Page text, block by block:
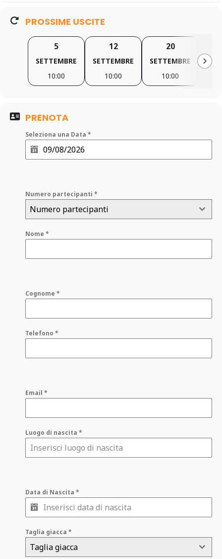
PROSSIME USCITE
5
SETTEMBRE
10:00
12
SETTEMBRE
10:00
20
SETTEMBRE
10:00
PRENOTA
Seleziona una Data *
Numero partecipanti *
Numero partecipanti
Nome *
Cognome *
Telefono *
Email *
Luogo di nascita *
Data di Nascita *
Taglia giacca *
Taglia giacca